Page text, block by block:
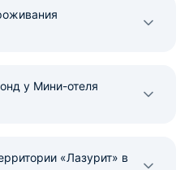
у Мини-отеля
«Лазурит» в